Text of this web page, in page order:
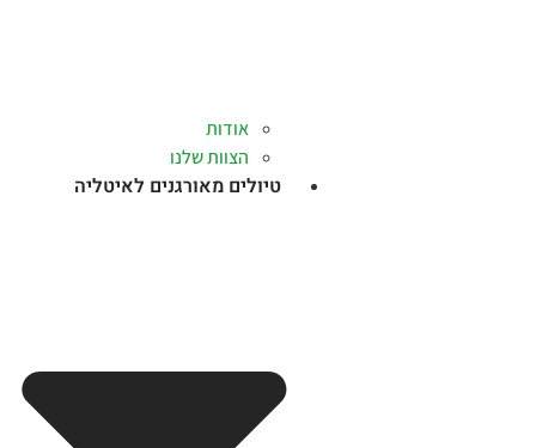
אודות
הצוות שלנו
טיולים מאורגנים לאיטליה